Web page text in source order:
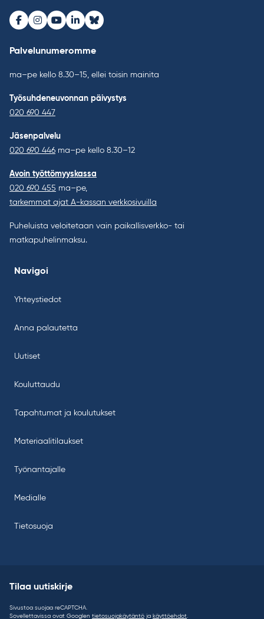
Facebook
Instagram
Youtube
LinkedInBluesky
Palvelunumeromme
ma–pe kello 8.30–15, ellei toisin mainita
Työsuhdeneuvonnan päivystys
020 690 447
Jäsenpalvelu
020 690 446 ma–pe kello 8.30–12
Avoin työttömyyskassa
020 690 455 ma–pe,
tarkemmat ajat A-kassan verkkosivuilla
Puheluista veloitetaan vain paikallisverkko- tai
matkapuhelinmaksu.
Navigoi
Yhteystiedot
Anna palautetta
Uutiset
Kouluttaudu
Tapahtumat ja koulutukset
Materiaalitilaukset
Työnantajalle
Medialle
Tietosuoja
Tilaa uutiskirje
Sivustoa suojaa reCAPTCHA.
Sovellettavissa ovat Googlen tietosuojakäytäntö ja käyttöehdot.